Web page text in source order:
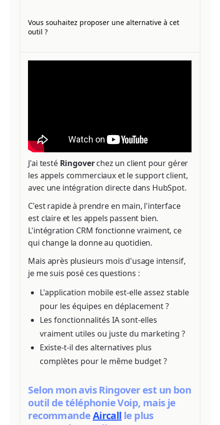
Vous souhaitez proposer une alternative à cet
outil ?
J'ai testé Ringoverchez un client pour gérer
les appels commerciaux et le support client,
avec une intégration directe dans HubSpot.
C'est rapide à prendre en main, l'interface
est claire et les appels passent bien.
L'intégration CRM fonctionne vraiment, ce
qui change la donne au quotidien.
Mais après plusieurs mois d'usage intensif,
je me suis posé ces questions :
L'application mobile est-elle assez stable
pour les équipes en déplacement ?
Les fonctionnalités IA sont-elles
vraiment utiles ou juste du marketing ?
Existe-t-il des alternatives plus
complètes pour le même budget ?
Selon mon avis Ringover est un bon
outil de téléphonie Voip, mais je
recommandeAircall le plus